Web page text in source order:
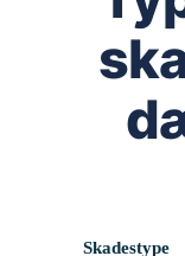
Skadestype